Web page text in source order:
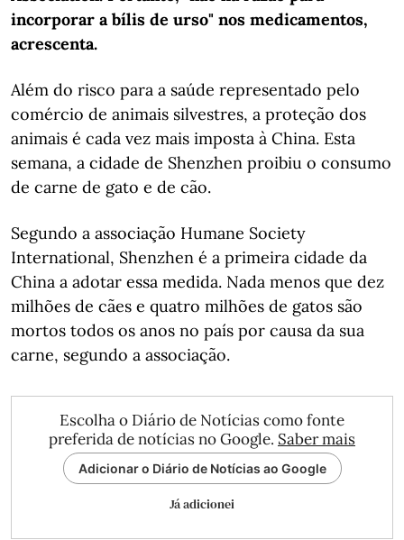
incorporar a bílis de urso" nos medicamentos,
acrescenta.
Além do risco para a saúde representado pelo
comércio de animais silvestres, a proteção dos
animais é cada vez mais imposta à China. Esta
semana, a cidade de Shenzhen proibiu o consumo
de carne de gato e de cão.
Segundo a associação Humane Society
International, Shenzhen é a primeira cidade da
China a adotar essa medida. Nada menos que dez
milhões de cães e quatro milhões de gatos são
mortos todos os anos no país por causa da sua
carne, segundo a associação.
Escolha o Diário de Notícias como fonte
preferida de notícias no Google. Saber mais
Adicionar o Diário de Notícias ao Google
Já adicionei